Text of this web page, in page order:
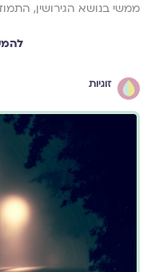
ממשי בנושא הגירושין,
זוגיות